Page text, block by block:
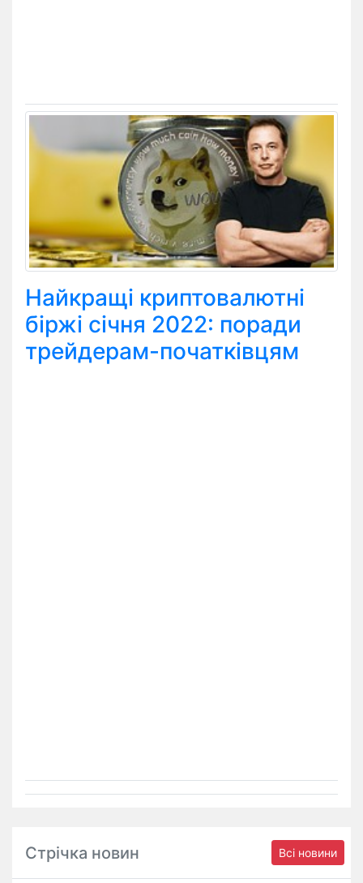
Найкращі криптовалютні
біржі січня 2022: поради
трейдерам-початківцям
Стрічка новин Всі новини